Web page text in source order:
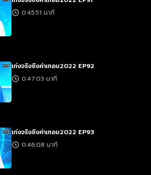
0:45:51 นาที
เก่งจริงชิงค่าเทอม2022 EP92
0:47:03 นาที
เก่งจริงชิงค่าเทอม2022 EP93
0:46:08 นาที